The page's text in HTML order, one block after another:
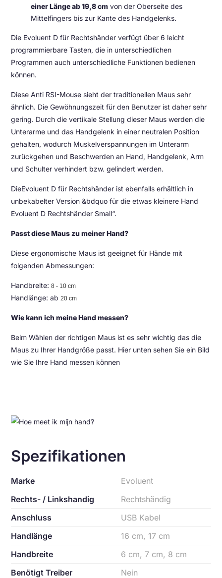
einer Länge ab 19,8 cm von der Oberseite des
Mittelfingers bis zur Kante des Handgelenks.
Die Evoluent D für Rechtshänder verfügt über 6 leicht
programmierbare Tasten, die in unterschiedlichen
Programmen auch unterschiedliche Funktionen bedienen
können.
Diese Anti RSI-Mouse sieht der traditionellen Maus sehr
ähnlich. Die Gewöhnungszeit für den Benutzer ist daher sehr
gering. Durch die vertikale Stellung dieser Maus werden die
Unterarme und das Handgelenk in einer neutralen Position
gehalten, wodurch Muskelverspannungen im Unterarm
zurückgehen und Beschwerden an Hand, Handgelenk, Arm
und Schulter verhindert bzw. gelindert werden.
DieEvoluent D für Rechtshänder ist ebenfalls erhältlich in
unbekabelter Version &bdquo für die etwas kleinere Hand
Evoluent D Rechtshänder Small“.
Passt diese Maus zu meiner Hand?
Diese ergonomische Maus ist geeignet für Hände mit
folgenden Abmessungen:
Handbreite:8 - 10 cm
Handlänge: ab20 cm
Wie kann ich meine Hand messen?
Beim Wählen der richtigen Maus ist es sehr wichtig das die
Maus zu Ihrer Handgröße passt. Hier unten sehen Sie ein Bild
wie Sie Ihre Hand messen können
Spezifikationen
Marke
Evoluent
Rechts- / Linkshandig
Rechtshändig
Anschluss
USB Kabel
Handlänge
16 cm, 17 cm
Handbreite
6 cm, 7 cm, 8 cm
Benötigt Treiber
Nein